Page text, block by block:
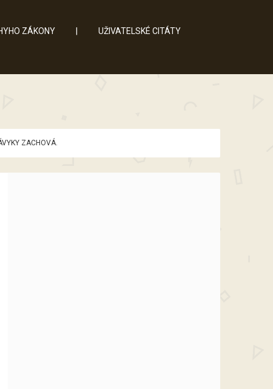
ZÁKONY UŽIVATELSKÉ CITÁTY
ZACHOVÁ.